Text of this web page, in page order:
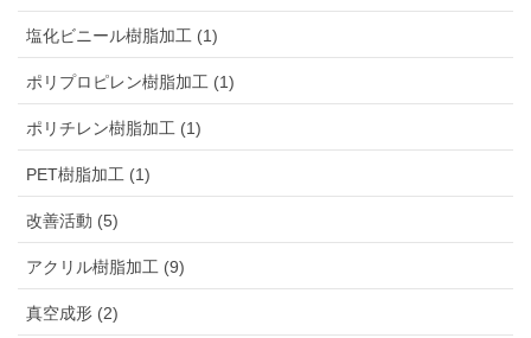
塩化ビニール樹脂加工 (1)
ポリプロピレン樹脂加工 (1)
ポリチレン樹脂加工 (1)
PET樹脂加工 (1)
改善活動 (5)
アクリル樹脂加工 (9)
真空成形 (2)